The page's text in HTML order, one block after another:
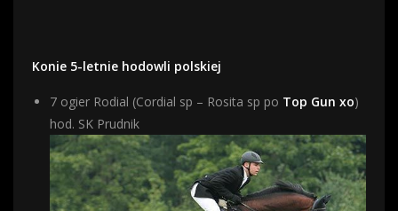
Konie 5-letnie hodowli polskiej
7 ogier Rodial (Cordial sp – Rosita sp po Top Gun xo)
hod. SK Prudnik